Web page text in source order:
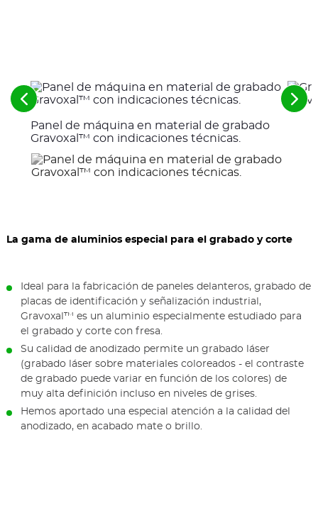
Panel de máquina en material de grabado
Gravoxal™ con indicaciones técnicas.
Ver
los
elementos
anteriores
Ver
los
La gama de aluminios especial para el grabado y corte
Ideal para la fabricación de paneles delanteros, grabado de
placas de identificación y señalización industrial,
Gravoxal™ es un aluminio especialmente estudiado para
el grabado y corte con fresa.
Su calidad de anodizado permite un grabado láser
(grabado láser sobre materiales coloreados - el contraste
de grabado puede variar en función de los colores) de
muy alta definición incluso en niveles de grises.
Hemos aportado una especial atención a la calidad del
anodizado, en acabado mate o brillo.